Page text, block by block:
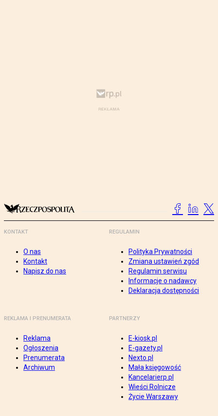
KONTAKT
O nas
Kontakt
Napisz do nas
REGULAMIN
Polityka Prywatności
Zmiana ustawień zgód
Regulamin serwisu
Informacje o nadawcy
Deklaracja dostępności
REKLAMA I PRENUMERATA
Reklama
Ogłoszenia
Prenumerata
Archiwum
PARTNERZY
E-kiosk.pl
E-gazety.pl
Nexto.pl
Mała księgowość
Kancelarierp.pl
Wieści Rolnicze
Życie Warszawy